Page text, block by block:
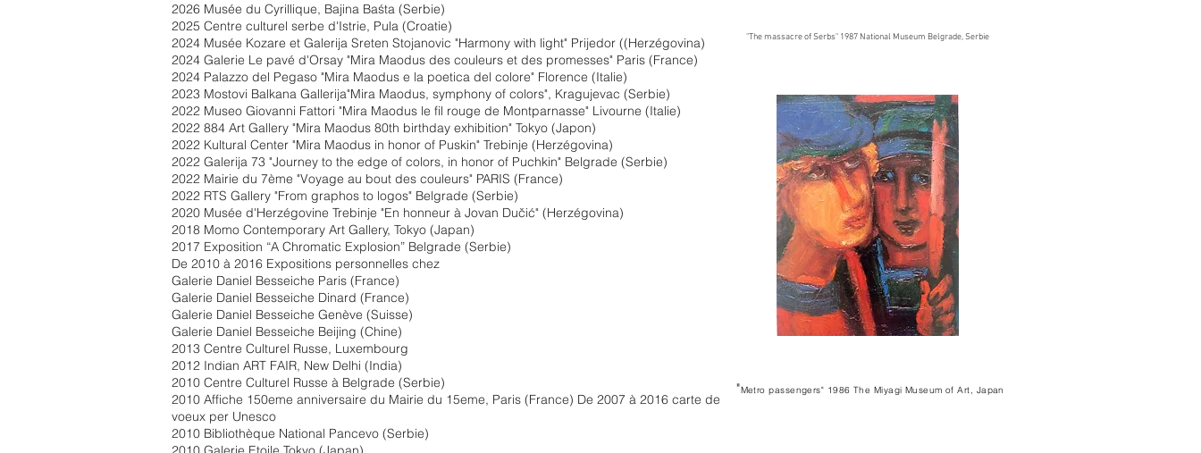
2026 Musée du Cyrillique, Bajina Baśta (Serbie)
2025 Centre culturel serbe d'Istrie, Pula (Croatie)
2024 Musée Kozare et Galerija Sreten Stojanovic "Harmony with light" Prijedor ((Herzégovina)
2024 Galerie Le pavé d'Orsay "Mira Maodus des couleurs et des promesses" Paris (France)
2024 Palazzo del Pegaso "Mira Maodus e la poetica del colore" Florence (Italie)
2023 Mostovi Balkana Gallerija"Mira Maodus, symphony of colors", Kragujevac (Serbie)
2022 Museo Giovanni Fattori "Mira Maodus le fil rouge de Montparnasse" Livourne (Italie)
2022 884 Art Gallery "Mira Maodus 80th birthday exhibition" Tokyo (Japon)
2022 Kultural Center "Mira Maodus in honor of Puskin" Trebinje (Herzégovina)
2022 Galerija 73 "Journey to the edge of colors, in honor of Puchkin" Belgrade (Serbie)
2022 Mairie du 7ème "Voyage au bout des couleurs" PARIS (France)
2022 RTS Gallery "From graphos to logos" Belgrade (Serbie)
2020 Musée d'Herzégovine Trebinje "En honneur à Jovan Dučić" (Herzégovina)
2018 Momo Contemporary Art Gallery, Tokyo (Japan)
2017 Exposition “A Chromatic Explosion” Belgrade (Serbie)
De 2010 à 2016 Expositions personnelles chez
Galerie Daniel Besseiche Paris (France)
Galerie Daniel Besseiche Dinard (France)
Galerie Daniel Besseiche Genève (Suisse)
Galerie Daniel Besseiche Beijing (Chine)
2013 Centre Culturel Russe, Luxembourg
2012 Indian ART FAIR, New Delhi (India)
2010 Centre Culturel Russe à Belgrade (Serbie)
2010 Affiche 150eme anniversaire du Mairie du 15eme, Paris (France) De 2007 à 2016 carte de
voeux per Unesco
2010 Bibliothèque National Pancevo (Serbie)
"The massacre of Serbs" 1987 National Museum Belgrade, Serbie
"Metro passengers" 1986 The Miyagi Museum of Art, Japan